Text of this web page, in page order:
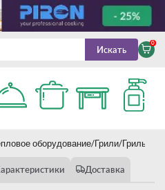
Искать
0
оборудование Грили Гриль
Доставка